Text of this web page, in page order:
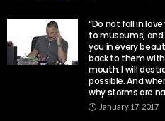
“Do not fall in
to museums, and
you in every
back to them
mouth. I will
possible. And
why storms are
January 17, 2017